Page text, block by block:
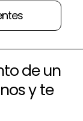
de un
y te